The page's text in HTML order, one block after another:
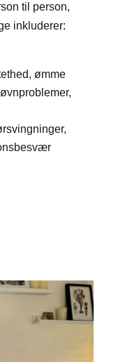
til person,
inkluderer:
ømme